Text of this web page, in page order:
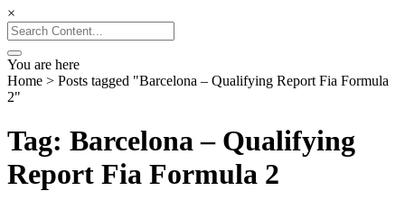
×
Search
for:
You are here
Home > Posts tagged "Barcelona – Qualifying Report Fia Formula
2"
Tag: Barcelona – Qualifying
Report Fia Formula 2